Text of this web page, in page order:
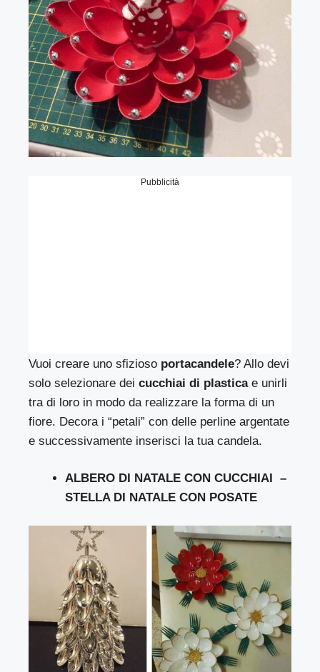
Pubblicità
Vuoi creare uno sfizioso portacandele? Allo devi
solo selezionare deicucchiai di plasticae unirli
tra di loro in modo da realizzare la forma di un
fiore. Decora i “petali” con delle perline argentate
e successivamente inserisci la tua candela.
ALBERO DI NATALE CON CUCCHIAI –
STELLA DI NATALE CON POSATE